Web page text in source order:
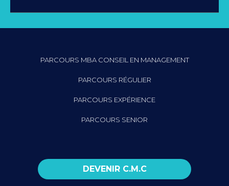
PARCOURS MBA CONSEIL EN MANAGEMENT
PARCOURS RÉGULIER
PARCOURS EXPÉRIENCE
PARCOURS SENIOR
DEVENIR C.M.C